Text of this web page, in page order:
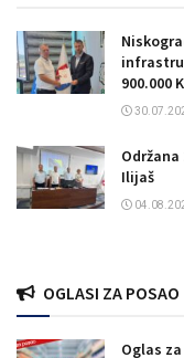
900.000
Ilijaš
OGLASI ZA POSAO
Oglas